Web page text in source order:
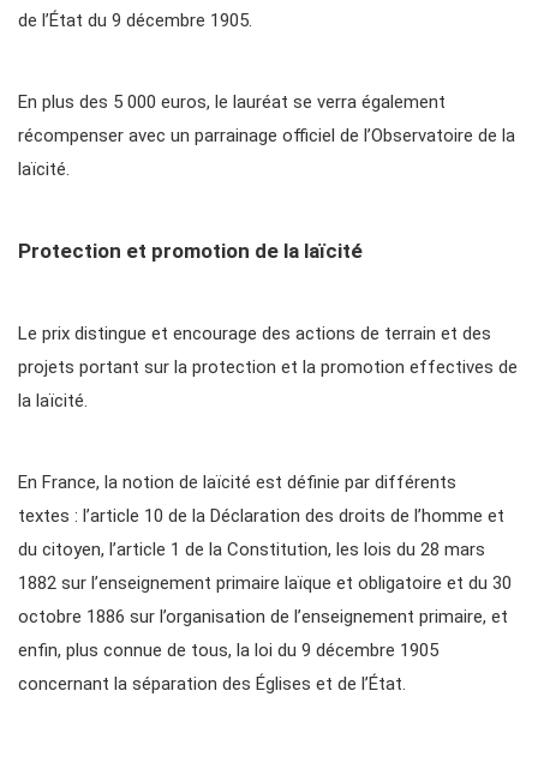
de l’État du 9 décembre 1905.
En plus des 5 000 euros, le lauréat se verra également
récompenser avec un parrainage officiel de l’Observatoire de la
laïcité.
Protection et promotion de la laïcité
Le prix distingue et encourage des actions de terrain et des
projets portant sur la protection et la promotion effectives de
la laïcité.
En France, la notion de laïcité est définie par différents
textes : l’article 10 de la Déclaration des droits de l’homme et
du citoyen, l’article 1 de la Constitution, les lois du 28 mars
1882 sur l’enseignement primaire laïque et obligatoire et du 30
octobre 1886 sur l’organisation de l’enseignement primaire, et
enfin, plus connue de tous, la loi du 9 décembre 1905
concernant la séparation des Églises et de l’État.